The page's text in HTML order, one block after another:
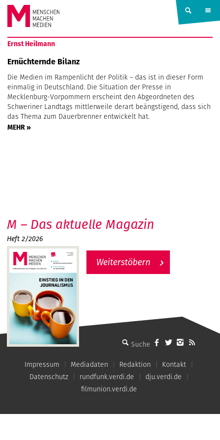
Springe zum Inhalt
MENSCHEN
MACHEN
MEDIEN
Ernst Heilmann
Ernüchternde Bilanz
Die Medien im Rampenlicht der Politik – das ist in dieser Form
einmalig in Deutschland. Die Situation der Presse in
Mecklenburg-Vorpommern erscheint den Abgeordneten des
Schweriner Landtags mittlerweile derart beängstigend, dass sich
das Thema zum Dauerbrenner entwickelt hat.
MEHR »
MMM - Menschen machen Medien
M – Das aktuelle Magazin
Heft 2/2026
Weiterstöbern
Impressum Mediadaten Redaktion
Kontakt
Datenschutz
rundfunk.verdi.de
dju.verdi.de
filmunion.verdi.de